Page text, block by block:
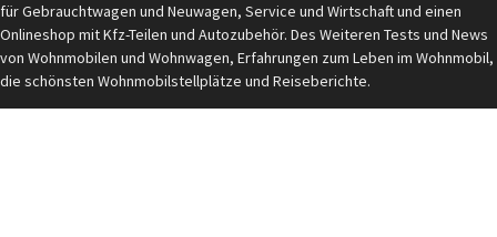
für Gebrauchtwagen und Neuwagen, Service und Wirtschaft und einen
Onlineshop mit Kfz-Teilen und Autozubehör. Des Weiteren Tests und News
von Wohnmobilen und Wohnwagen, Erfahrungen zum Leben im Wohnmobil,
die schönsten Wohnmobilstellplätze und Reiseberichte.